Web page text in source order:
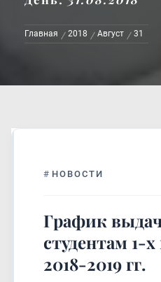
Главная 2018 Август 31
# НОВОСТИ
График
студентам 1-
2018-2019 гг.